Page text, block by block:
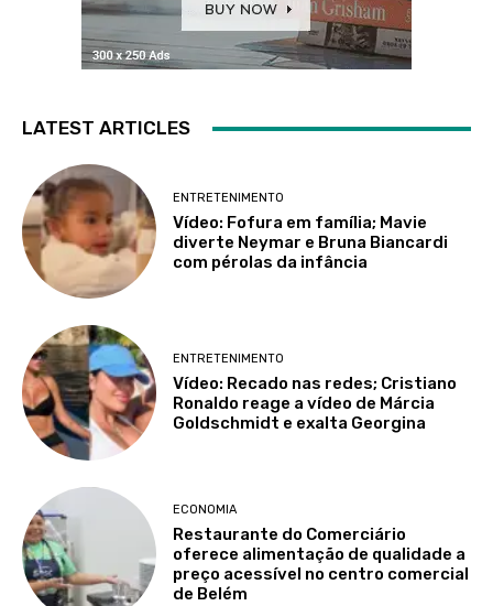
LATEST ARTICLES
ENTRETENIMENTO
Vídeo: Fofura em família; Mavie
diverte Neymar e Bruna Biancardi
com pérolas da infância
ENTRETENIMENTO
Vídeo: Recado nas redes; Cristiano
Ronaldo reage a vídeo de Márcia
Goldschmidt e exalta Georgina
ECONOMIA
Restaurante do Comerciário
oferece alimentação de qualidade a
preço acessível no centro comercial
de Belém